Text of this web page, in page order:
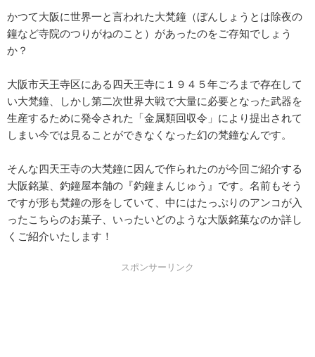
かつて大阪に世界一と言われた大梵鐘（ぼんしょうとは除夜の
鐘など寺院のつりがねのこと）があったのをご存知でしょう
か？
大阪市天王寺区にある四天王寺に１９４５年ごろまで存在して
い大梵鐘、しかし第二次世界大戦で大量に必要となった武器を
生産するために発令された「金属類回収令」により提出されて
しまい今では見ることができなくなった幻の梵鐘なんです。
そんな四天王寺の大梵鐘に因んで作られたのが今回ご紹介する
大阪銘菓、釣鐘屋本舗の『釣鐘まんじゅう』です。名前もそう
ですが形も梵鐘の形をしていて、中にはたっぷりのアンコが入
ったこちらのお菓子、いったいどのような大阪銘菓なのか詳し
くご紹介いたします！
スポンサーリンク